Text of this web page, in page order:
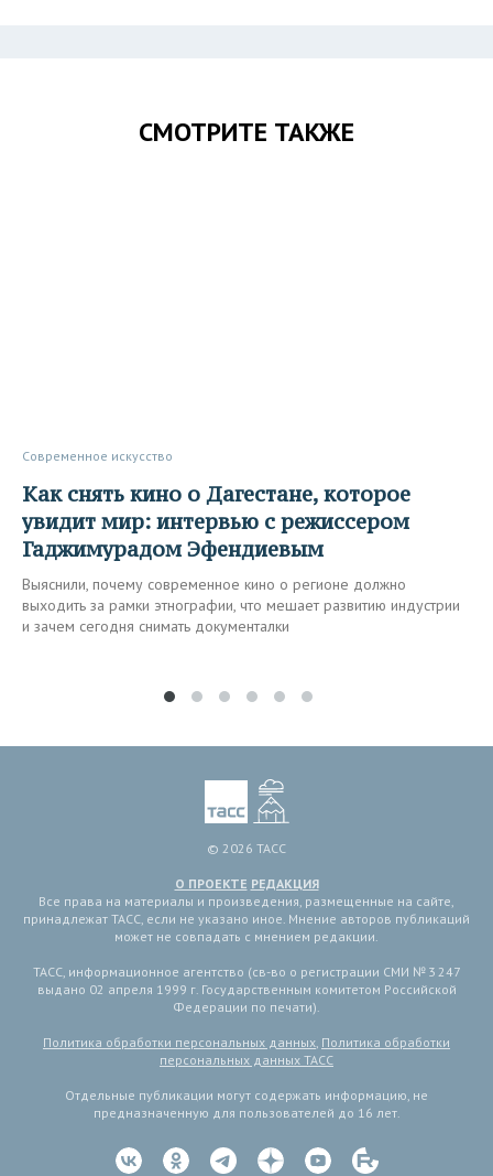
СМОТРИТЕ ТАКЖЕ
Современное искусство
Как снять кино о Дагестане, которое
увидит мир: интервью с режиссером
Гаджимурадом Эфендиевым
Выяснили, почему современное кино о регионе должно
выходить за рамки этнографии, что мешает развитию индустрии
и зачем сегодня снимать документалки
© 2026 ТАСС
О ПРОЕКТЕ РЕДАКЦИЯ
Все права на материалы и произведения, размещенные на сайте,
принадлежат ТАСС, если не указано иное. Мнение авторов публикаций
может не совпадать с мнением редакции.
ТАСС, информационное агентство (св-во о регистрации СМИ № 3 247
выдано 02 апреля 1999 г. Государственным комитетом Российской
Федерации по печати).
Политика обработки персональных данных Политика обработки
персональных данных ТАСС
Отдельные публикации могут содержать информацию, не
предназначенную для пользователей до 16 лет.